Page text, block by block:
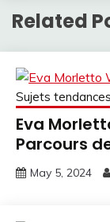
Related
Sujets tendances
Eva
Parcours
May 5, 2024